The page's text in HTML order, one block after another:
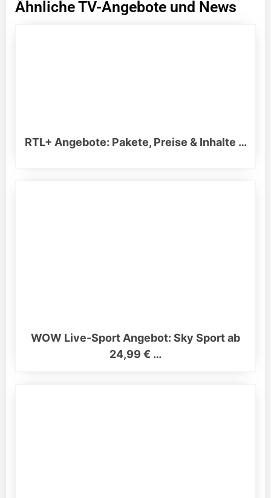
Ähnliche TV-Angebote und News
RTL+ Angebote: Pakete, Preise & Inhalte …
WOW Live-Sport Angebot: Sky Sport ab
24,99 € …